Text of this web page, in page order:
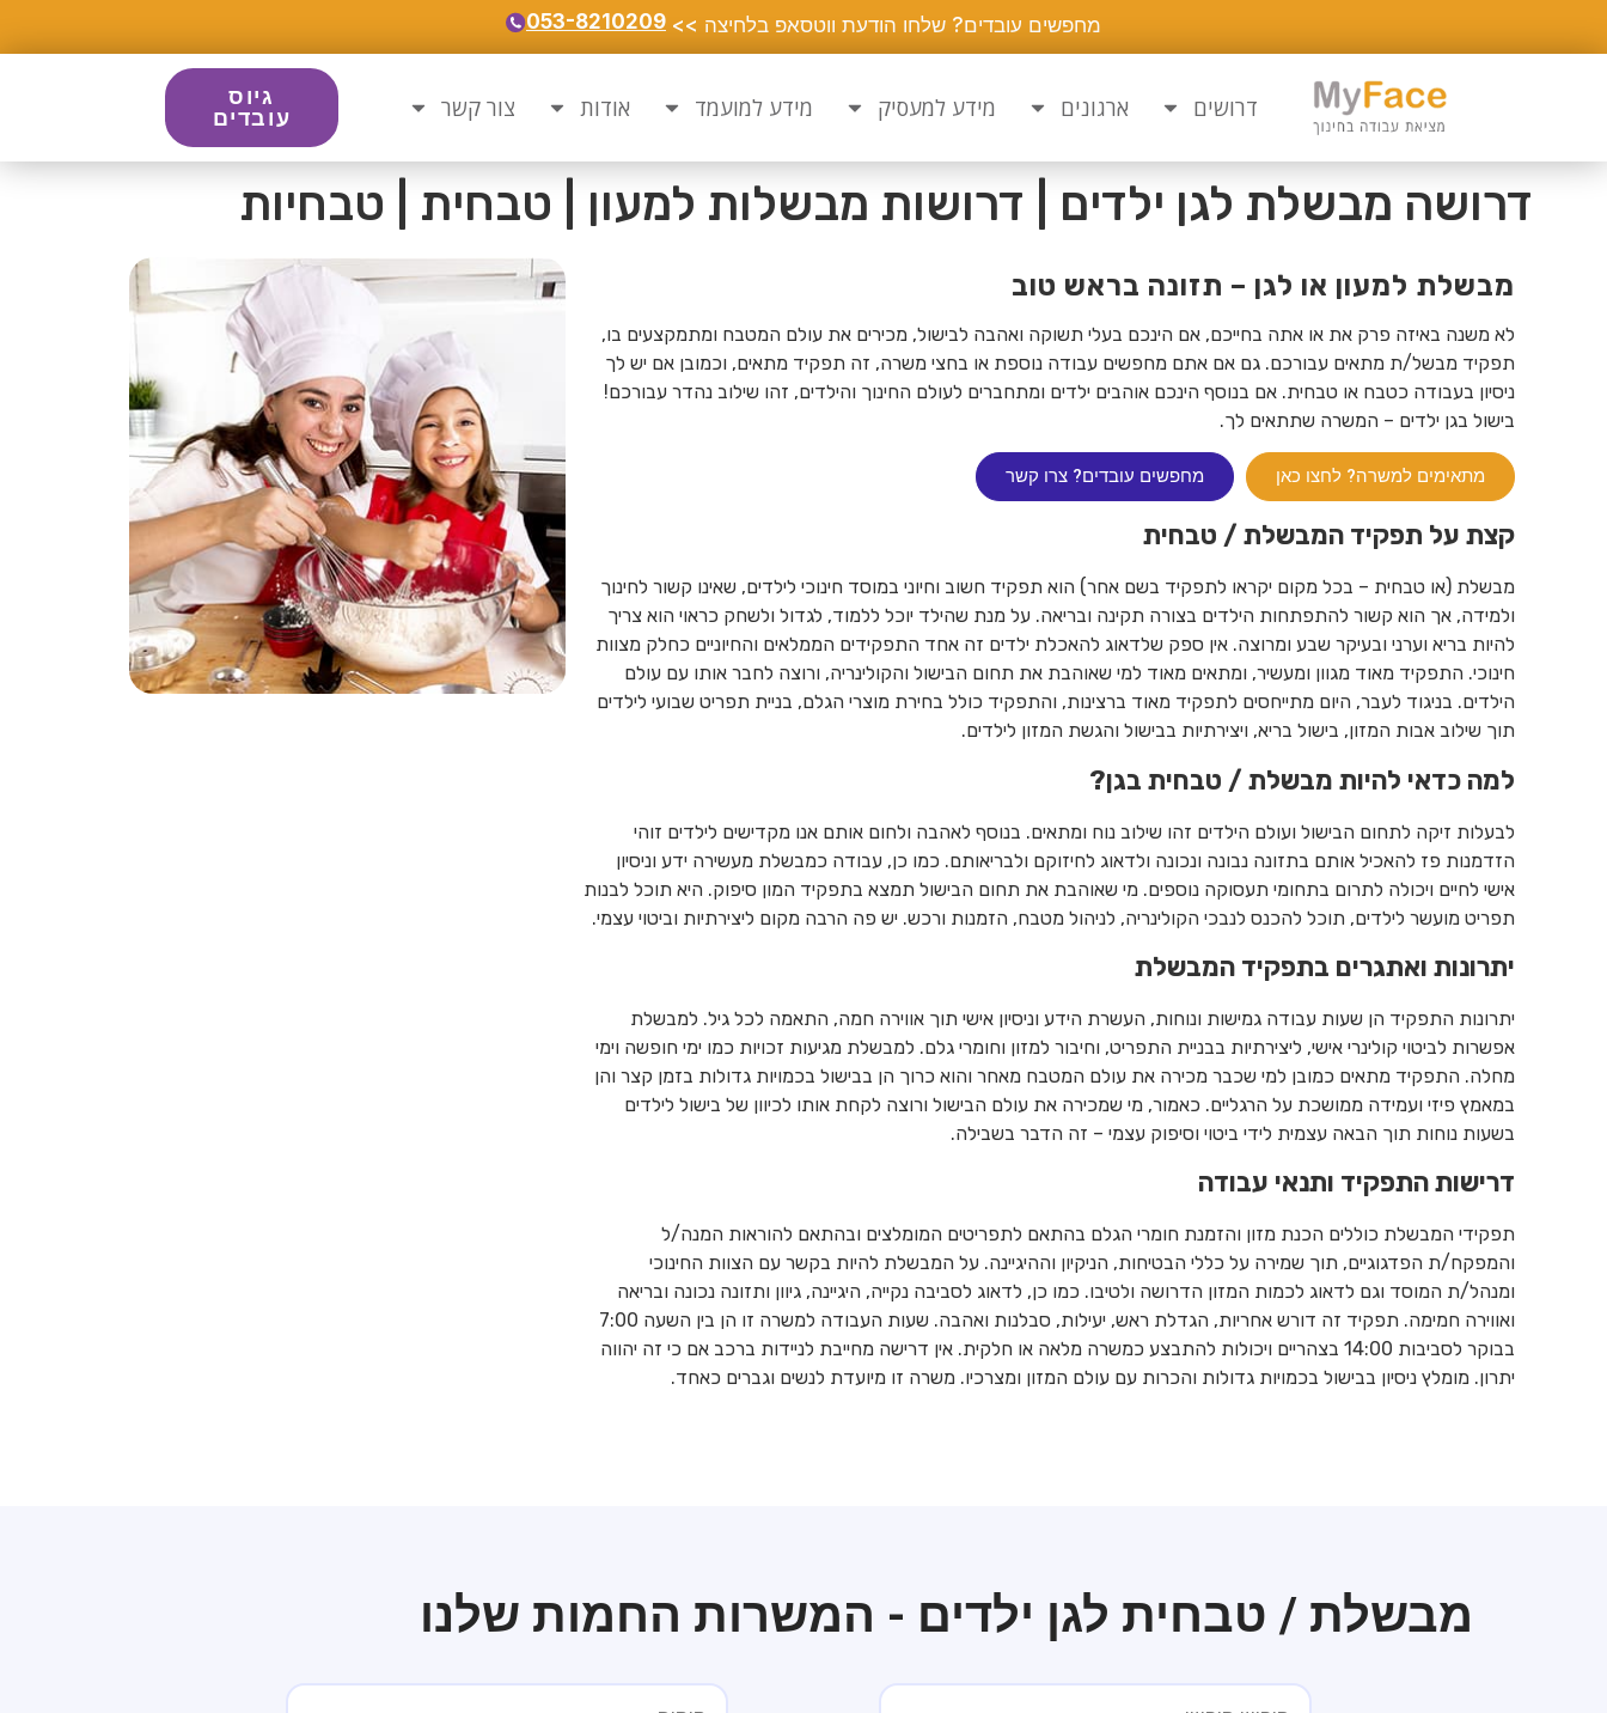
מחפשים עובדים? שלחו הודעת ווטסאפ בלחיצה >> 053-8210209
דרושים ארגונים מידע למעסיק מידע למועמד אודות צור קשר
גיוס
עובדים
דרושה מבשלת לגן ילדים | דרושות מבשלות למעון | טבחית | טבחיות
מבשלת למעון או לגן – תזונה בראש טוב
לא משנה באיזה פרק את או אתה בחייכם, אם הינכם בעלי תשוקה ואהבה לבישול, מכירים את עולם המטבח ומתמקצעים בו,
תפקיד מבשל/ת מתאים עבורכם. גם אם אתם מחפשים עבודה נוספת או בחצי משרה, זה תפקיד מתאים, וכמובן אם יש לך
ניסיון בעבודה כטבח או טבחית. אם בנוסף הינכם אוהבים ילדים ומתחברים לעולם החינוך והילדים, זהו שילוב נהדר עבורכם!
בישול בגן ילדים – המשרה שתתאים לך.
מתאימים למשרה? לחצו כאן מחפשים עובדים? צרו קשר
קצת על תפקיד המבשלת / טבחית
מבשלת (או טבחית – בכל מקום יקראו לתפקיד בשם אחר) הוא תפקיד חשוב וחיוני במוסד חינוכי לילדים, שאינו קשור לחינוך
ולמידה, אך הוא קשור להתפתחות הילדים בצורה תקינה ובריאה. על מנת שהילד יוכל ללמוד, לגדול ולשחק כראוי הוא צריך
להיות בריא וערני ובעיקר שבע ומרוצה. אין ספק שלדאוג להאכלת ילדים זה אחד התפקידים הממלאים והחיוניים כחלק מצוות
חינוכי. התפקיד מאוד מגוון ומעשיר, ומתאים מאוד למי שאוהבת את תחום הבישול והקולינריה, ורוצה לחבר אותו עם עולם
הילדים. בניגוד לעבר, היום מתייחסים לתפקיד מאוד ברצינות, והתפקיד כולל בחירת מוצרי הגלם, בניית תפריט שבועי לילדים
תוך שילוב אבות המזון, בישול בריא, ויצירתיות בבישול והגשת המזון לילדים.
למה כדאי להיות מבשלת / טבחית בגן?
לבעלות זיקה לתחום הבישול ועולם הילדים זהו שילוב נוח ומתאים. בנוסף לאהבה ולחום אותם אנו מקדישים לילדים זוהי
הזדמנות פז להאכיל אותם בתזונה נבונה ונכונה ולדאוג לחיזוקם ולבריאותם. כמו כן, עבודה כמבשלת מעשירה ידע וניסיון
אישי לחיים ויכולה לתרום בתחומי תעסוקה נוספים. מי שאוהבת את תחום הבישול תמצא בתפקיד המון סיפוק. היא תוכל לבנות
תפריט מועשר לילדים, תוכל להכנס לנבכי הקולינריה, לניהול מטבח, הזמנות ורכש. יש פה הרבה מקום ליצירתיות וביטוי עצמי.
יתרונות ואתגרים בתפקיד המבשלת
יתרונות התפקיד הן שעות עבודה גמישות ונוחות, העשרת הידע וניסיון אישי תוך אווירה חמה, התאמה לכל גיל. למבשלת
אפשרות לביטוי קולינרי אישי, ליצירתיות בבניית התפריט, וחיבור למזון וחומרי גלם. למבשלת מגיעות זכויות כמו ימי חופשה וימי
מחלה. התפקיד מתאים כמובן למי שכבר מכירה את עולם המטבח מאחר והוא כרוך הן בבישול בכמויות גדולות בזמן קצר והן
במאמץ פיזי ועמידה ממושכת על הרגליים. כאמור, מי שמכירה את עולם הבישול ורוצה לקחת אותו לכיוון של בישול לילדים
בשעות נוחות תוך הבאה עצמית לידי ביטוי וסיפוק עצמי – זה הדבר בשבילה.
דרישות התפקיד ותנאי עבודה
תפקידי המבשלת כוללים הכנת מזון והזמנת חומרי הגלם בהתאם לתפריטים המומלצים ובהתאם להוראות המנה/ל
והמפקח/ת הפדגוגיים, תוך שמירה על כללי הבטיחות, הניקיון וההיגיינה. על המבשלת להיות בקשר עם הצוות החינוכי
ומנהל/ת המוסד וגם לדאוג לכמות המזון הדרושה ולטיבו. כמו כן, לדאוג לסביבה נקייה, היגיינה, גיוון ותזונה נכונה ובריאה
ואווירה חמימה. תפקיד זה דורש אחריות, הגדלת ראש, יעילות, סבלנות ואהבה. שעות העבודה למשרה זו הן בין השעה 7:00
בבוקר לסביבות 14:00 בצהריים ויכולות להתבצע כמשרה מלאה או חלקית. אין דרישה מחייבת לניידות ברכב אם כי זה יהווה
יתרון. מומלץ ניסיון בבישול בכמויות גדולות והכרות עם עולם המזון ומצרכיו. משרה זו מיועדת לנשים וגברים כאחד.
מבשלת / טבחית לגן ילדים - המשרות החמות שלנו